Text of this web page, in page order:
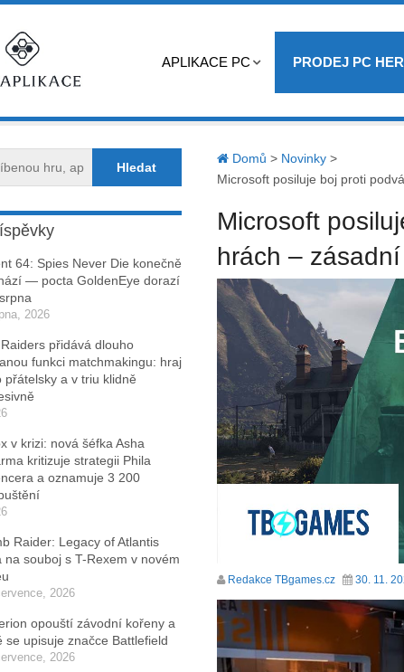
APLIKACE PC PRODEJ PC HER
Domů > Novinky>
Microsoft posiluje boj proti
Microsoft
hrách –
Redakce TBgames.cz 30. 11.
64: Spies Never Die konečně
— pocta GoldenEye dorazí
2026
přidává dlouho
funkci matchmakingu: hraj
přátelsky a v triu klidně
v krizi: nová šéfka Asha
kritizuje strategii Phila
a oznamuje 3 200
Raider: Legacy of Atlantis
na souboj s T-Rexem v novém
2026
opouští závodní kořeny a
se upisuje značce Battlefield
2026